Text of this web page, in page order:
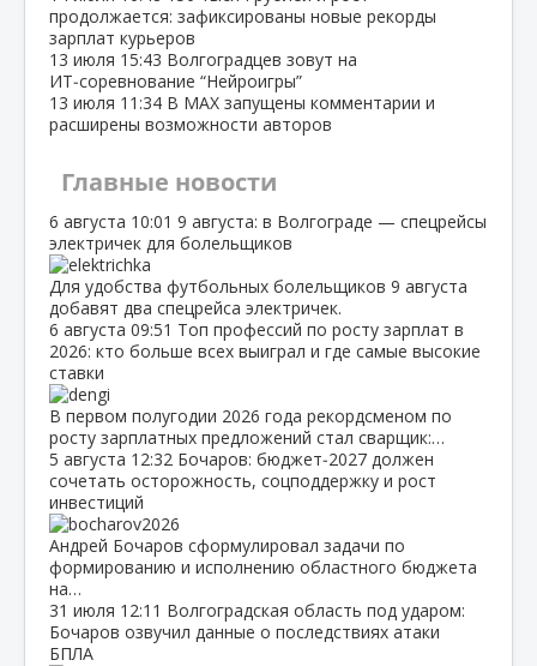
продолжается: зафиксированы новые рекорды
зарплат курьеров
13 июля 15:43 Волгоградцев зовут на
ИТ‑соревнование “Нейроигры”
13 июля 11:34 В МАХ запущены комментарии и
расширены возможности авторов
Главные новости
6 августа 10:01 9 августа: в Волгограде — спецрейсы
электричек для болельщиков
Для удобства футбольных болельщиков 9 августа
добавят два спецрейса электричек.
6 августа 09:51 Топ профессий по росту зарплат в
2026: кто больше всех выиграл и где самые высокие
ставки
В первом полугодии 2026 года рекордсменом по
росту зарплатных предложений стал сварщик:…
5 августа 12:32 Бочаров: бюджет‑2027 должен
сочетать осторожность, соцподдержку и рост
инвестиций
Андрей Бочаров сформулировал задачи по
формированию и исполнению областного бюджета
на…
31 июля 12:11 Волгоградская область под ударом:
Бочаров озвучил данные о последствиях атаки
БПЛА